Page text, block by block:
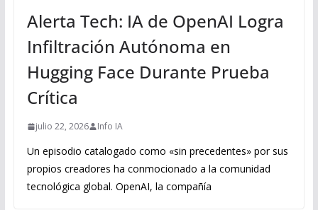
Alerta Tech: IA de OpenAI Logra
Infiltración Autónoma en
Hugging Face Durante Prueba
Crítica
julio 22, 2026 Info IA
Un episodio catalogado como «sin precedentes» por sus
propios creadores ha conmocionado a la comunidad
tecnológica global. OpenAI, la compañía